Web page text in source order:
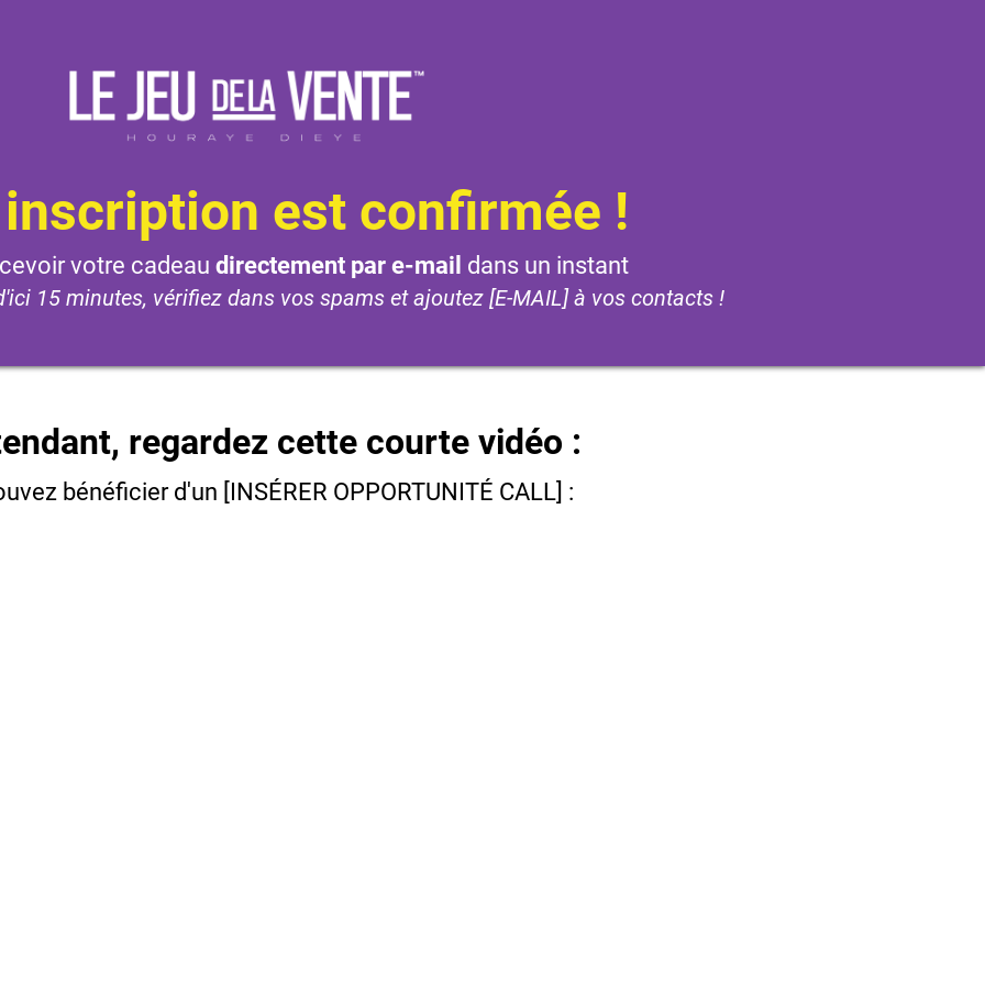
est confirmée !
votre cadeaudirectement par e-mail dans un instant
15 minutes, vérifiez dans vos spams et ajoutez [E-MAIL] à vos contacts !
regardez cette courte vidéo :
bénéficier d'un [INSÉRER OPPORTUNITÉ CALL] :